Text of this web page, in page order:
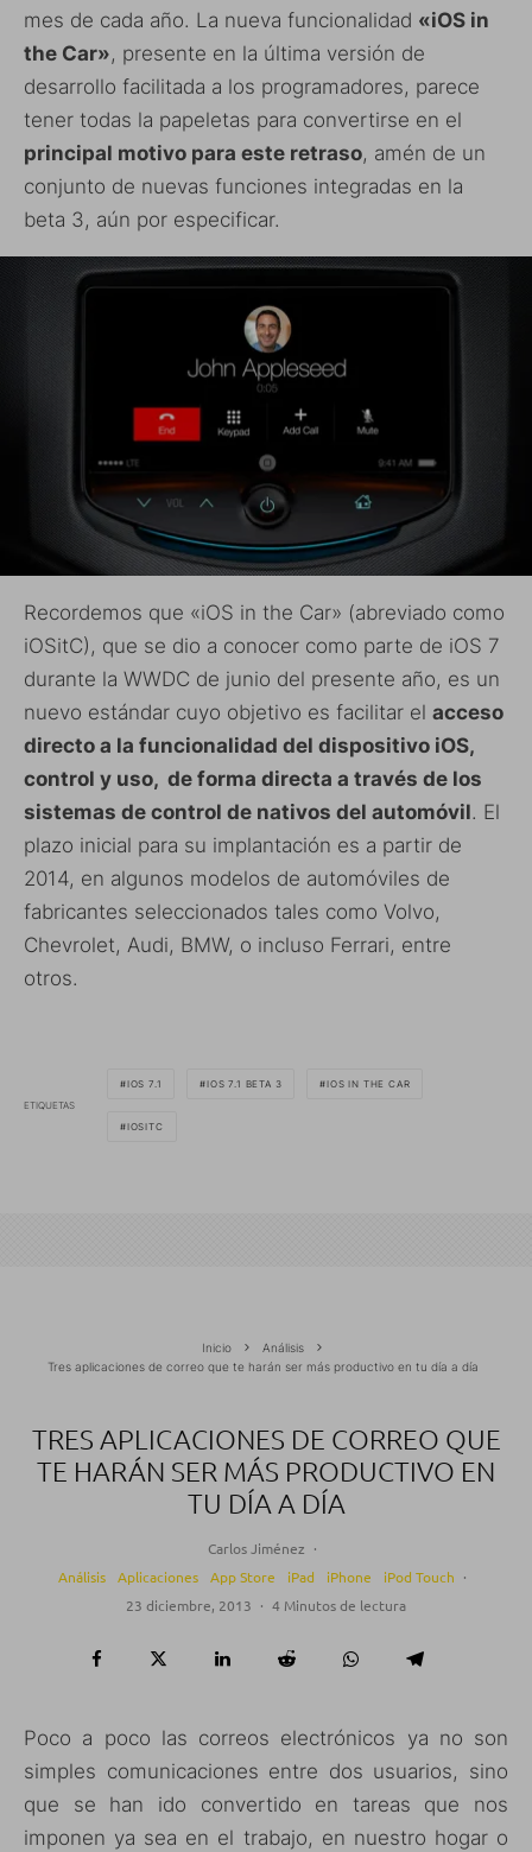
mes de cada año. La nueva funcionalidad «iOS in
the Car», presente en la última versión de
desarrollo facilitada a los programadores, parece
tener todas la papeletas para convertirse en el
principal motivo para este retraso, amén de un
conjunto de nuevas funciones integradas en la
beta 3, aún por especificar.
Recordemos que «iOS in the Car» (abreviado como
iOSitC), que se dio a conocer como parte de iOS 7
durante la WWDC de junio del presente año, es un
nuevo estándar cuyo objetivo es facilitar el acceso
directo a la funcionalidad del dispositivo iOS,
control y uso, de forma directa a través de los
sistemas de control de nativos del automóvil. El
plazo inicial para su implantación es a partir de
2014, en algunos modelos de automóviles de
fabricantes seleccionados tales como Volvo,
Chevrolet, Audi, BMW, o incluso Ferrari, entre
otros.
ETIQUETAS
IOS 7.1 IOS 7.1 BETA 3 IOS IN THE CAR
IOSITC
Inicio
Análisis
Tres aplicaciones de correo que te harán ser más productivo en tu día a día
TRES APLICACIONES DE CORREO QUE
TE HARÁN SER MÁS PRODUCTIVO EN
TU DÍA A DÍA
Carlos Jiménez ·
Análisis
Aplicaciones App Store iPad iPhone iPod Touch ·
23 diciembre, 2013 · 4 Minutos de lectura
Poco a poco las correos electrónicos ya no son
simples comunicaciones entre dos usuarios, sino
que se han ido convertido en tareas que nos
imponen ya sea en el trabajo, en nuestro hogar o